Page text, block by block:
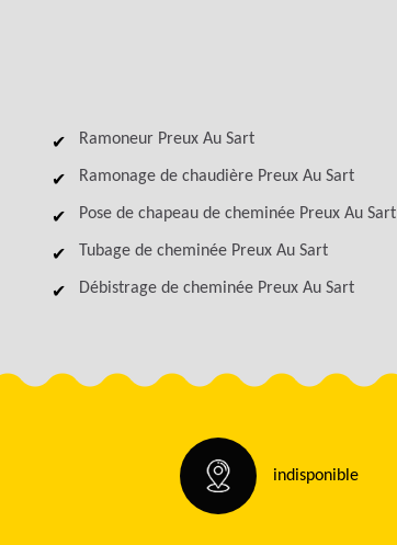
Ramoneur Preux Au Sart
Ramonage de chaudière Preux Au Sart
Pose de chapeau de cheminée Preux Au Sart
Tubage de cheminée Preux Au Sart
Débistrage de cheminée Preux Au Sart
indisponible